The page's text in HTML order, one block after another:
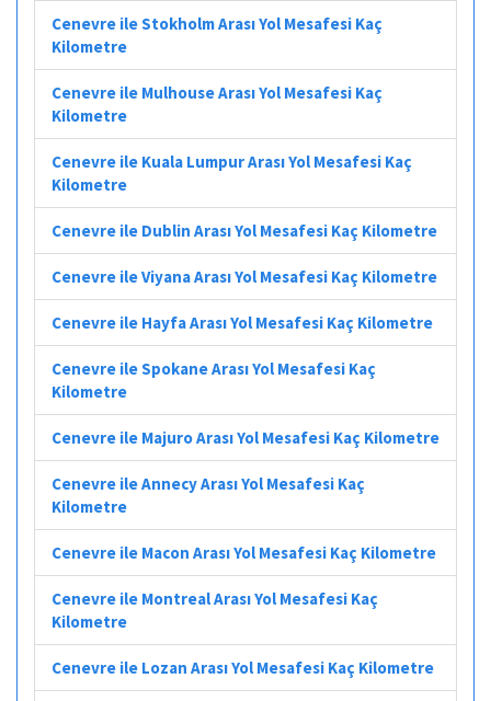
Cenevre ile Stokholm Arası Yol Mesafesi Kaç
Kilometre
Cenevre ile Mulhouse Arası Yol Mesafesi Kaç
Kilometre
Cenevre ile Kuala Lumpur Arası Yol Mesafesi Kaç
Kilometre
Cenevre ile Dublin Arası Yol Mesafesi Kaç Kilometre
Cenevre ile Viyana Arası Yol Mesafesi Kaç Kilometre
Cenevre ile Hayfa Arası Yol Mesafesi Kaç Kilometre
Cenevre ile Spokane Arası Yol Mesafesi Kaç
Kilometre
Cenevre ile Majuro Arası Yol Mesafesi Kaç Kilometre
Cenevre ile Annecy Arası Yol Mesafesi Kaç
Kilometre
Cenevre ile Macon Arası Yol Mesafesi Kaç Kilometre
Cenevre ile Montreal Arası Yol Mesafesi Kaç
Kilometre
Cenevre ile Lozan Arası Yol Mesafesi Kaç Kilometre